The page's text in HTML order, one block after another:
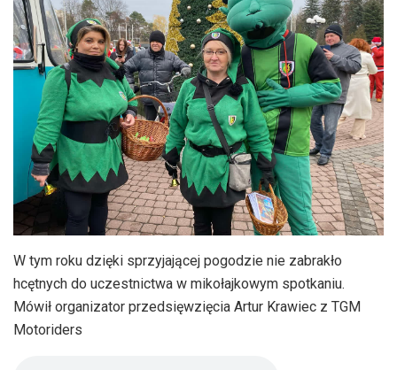
W tym roku dzięki sprzyjającej pogodzie nie zabrakło
hcętnych do uczestnictwa w mikołajkowym spotkaniu.
Mówił organizator przedsięwzięcia Artur Krawiec z TGM
Motoriders